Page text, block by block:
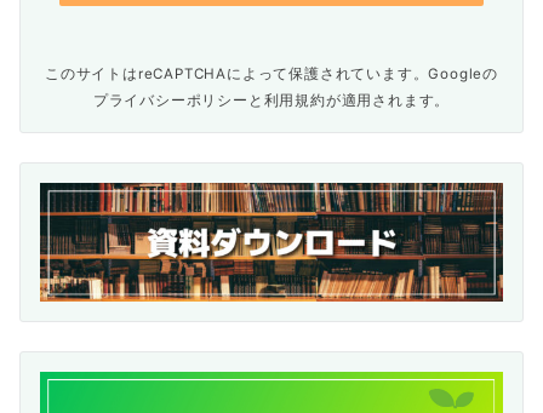
このサイトはreCAPTCHAによって保護されています。Googleの
プライバシーポリシー と 利用規約が適用されます。